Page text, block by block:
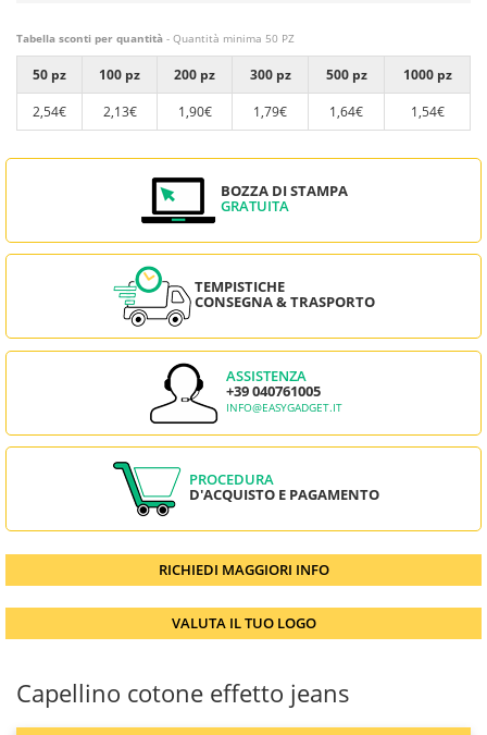
Tabella sconti per quantità - Quantità minima 50 PZ
50 pz 100 pz 200 pz 300 pz 500 pz
1000 pz
2,54€
2,13€ 1,90€ 1,79€ 1,64€ 1,54€
BOZZA DI STAMPA
GRATUITA
TEMPISTICHE
CONSEGNA & TRASPORTO
ASSISTENZA
+39 040761005
INFO@EASYGADGET.IT
PROCEDURA
D'ACQUISTO E PAGAMENTO
RICHIEDI MAGGIORI INFO
VALUTA IL TUO LOGO
Capellino cotone effetto jeans